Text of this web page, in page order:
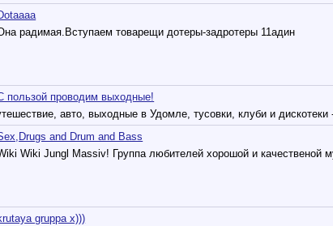
радимая.Вступаем товарещи дотеры-задротеры 11адин
пользой проводим выходные!
авто, выходные в Удомле, тусовки, клуби и дискотеки
and Drum and Bass
Wiki Jungl Massiv! Группа любителей хорошой и качественой
gruppa x)))